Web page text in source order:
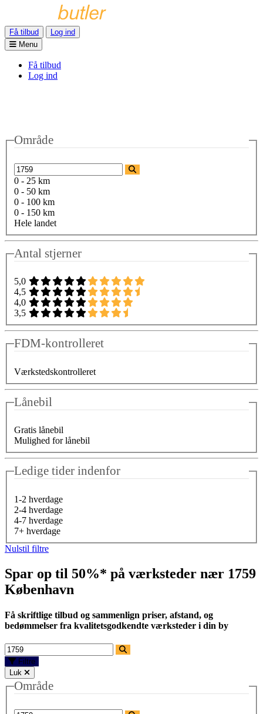
Få tilbud
Log ind
Menu
Få tilbud
Log ind
Område
0 - 25 km
0 - 50 km
0 - 100 km
0 - 150 km
Hele landet
Antal stjerner
5,0
4,5
4,0
3,5
FDM-kontrolleret
Værkstedskontrolleret
Lånebil
Gratis lånebil
Mulighed for lånebil
Ledige tider indenfor
1-2 hverdage
2-4 hverdage
4-7 hverdage
7+ hverdage
Nulstil filtre
Spar op til 50%* på værksteder nær 1759
København
Få skriftlige tilbud og sammenlign priser, afstand, og
bedømmelser fra kvalitetsgodkendte værksteder i din by
Filtre
Luk
Område